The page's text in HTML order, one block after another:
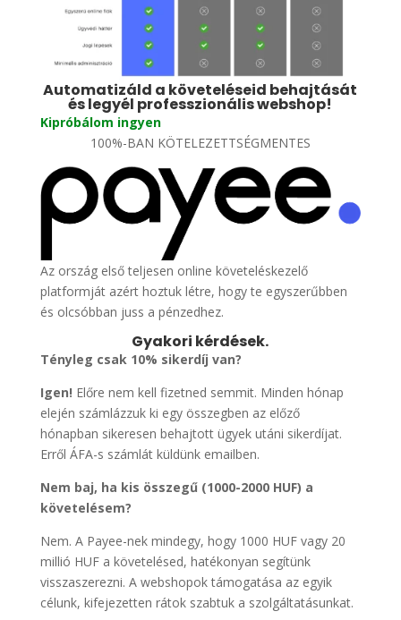
Automatizáld a követeléseid behajtását
és legyél professzionális webshop!
Kipróbálom ingyen
100%-BAN KÖTELEZETTSÉGMENTES
Az ország első teljesen online követeléskezelő
platformját azért hoztuk létre, hogy te egyszerűbben
és olcsóbban juss a pénzedhez.
Gyakori kérdések.
Tényleg csak 10% sikerdíj van?
Igen! Előre nem kell fizetned semmit. Minden hónap
elején számlázzuk ki egy összegben az előző
hónapban sikeresen behajtott ügyek utáni sikerdíjat.
Erről ÁFA-s számlát küldünk emailben.
Nem baj, ha kis összegű (1000-2000 HUF) a
követelésem?
Nem. A Payee-nek mindegy, hogy 1000 HUF vagy 20
millió HUF a követelésed, hatékonyan segítünk
visszaszerezni. A webshopok támogatása az egyik
célunk, kifejezetten rátok szabtuk a szolgáltatásunkat.